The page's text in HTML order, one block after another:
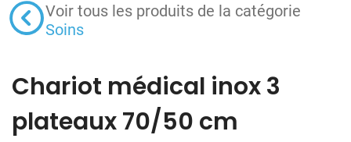
Voir tous les produits de la catégorie
Soins
Chariot médical inox 3
plateaux 70/50 cm